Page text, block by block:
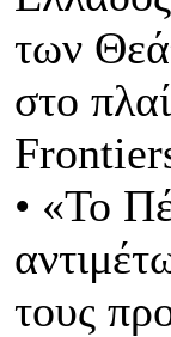
των
στο
• «Το
τους